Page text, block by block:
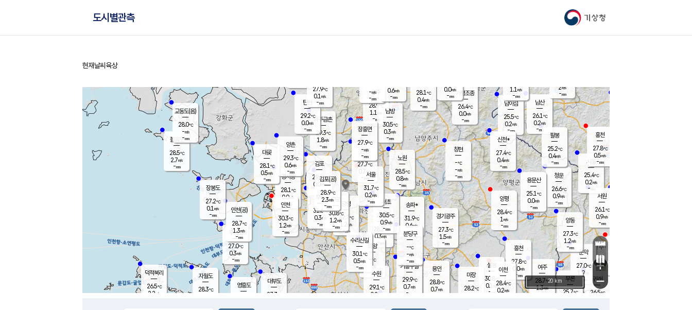
기상청
도시별관측
홈
현재날씨 육상
문막
27.0℃
1.9m/s
mm
남이섬
25.5℃
0.2m/s
-mm
무의도
27.0℃
0.3m/s
-mm
영흥도
볼음도
28.5℃
2.7m/s
-mm
자월도
28.3℃
양주
28.9℃
1.1
-mm
부론
25.7℃
과천
28.2℃
0.3m/s
- mm
남산
26.1℃
0.2m/s
-mm
장봉도
27.2℃
0.1 m/s
-mm
청운
26.6℃
0.9m/s
-mm
팔봉
25.2℃
0.4m/s
-mm
용인
28.8℃
0.7m/s
여주
28.7℃
1.3m/s
양동
27.3℃
1.2m/s
-mm
경기광주
27.3℃
1.5m/s
-mm
1.1 m/s
-mm
대부도
27.3
경서동
28.1℃
0.0m/s
-mm
파주금촌
29.3℃
1.8m/s
-mm
가평조종
26.4℃
0.0m/s
-mm
28.1℃
0.4m/s
-mm
대곶
28.1℃
0.5m/s
-mm
신천*
27.4℃
0.4m/s
-mm
창현
-℃
-m/s
-mm
탄현
29.2℃
0.0m/s
-mm
0.0m/s
-mm
흥천
27.8℃
0.0m/s
-mm
마장
28.2℃
의왕
- ℃
m/s
mm
김포
29.4℃
0.0 m/s
mm
설봉
30.8
0.1 m/s
- mm
광명
32.7 ℃
1.2 m/s
-mm
부천
31.6℃
0.3m/s
-mm
양촌
29.3℃
0.6m/s
-mm
구로
30.8℃
1.2m/s
-mm
은평
27.7℃
0.7 m/s
- mm
노원
28.5℃
0.8m/s
-mm
송파*
31.9℃
0.6m/s
-mm
서초
30.5℃
0.9m/s
-mm
남방
30.5℃
0.3m/s
-mm
기흥구갈
29.9℃
0.7m/s
-
수리산길
30.1℃
0.5m/s
-mm
분당구
-℃
-m/s
-mm
장흥면
27.9℃
-m/s
-mm
-m/s
-mm
시동
25.4℃
0.2m/s
- mm
귀래
26.5℃
서원
26.1℃
0.9m/s
-mm
용문산
25.1℃
0.0m/s
-mm
덕적북리
26.5℃
2.2 m/s
인천(공)
28.7℃
1.3m/s
-mm
김포(공)
28.9℃
2.3m/s
-mm
교동도(음)
28.0℃
-m/s
-mm
홍천
27.8℃
0.5m/s
-mm
이천
28.4℃
0.2m/s
양평
28.4℃
1 m/s
-mm
수원
29.1℃
0.2 m/s
인천
30.3℃
1.2m/s
-mm
서울
31.7℃
0.2m/s
-mm
2m/s
-mm
27.9℃
0.1 m/s
-mm
0.6m/s
-mm
+
−
20 km